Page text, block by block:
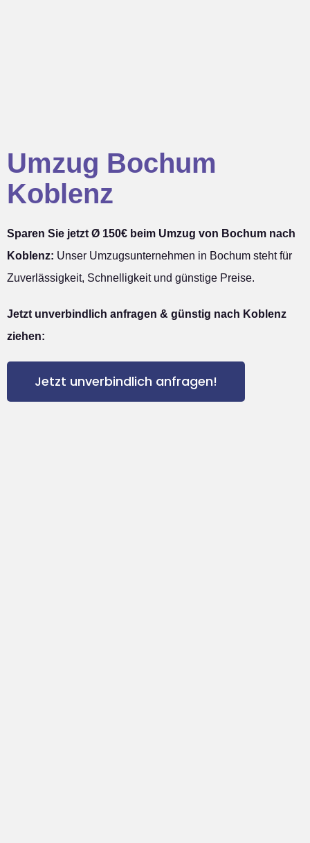
Umzug Bochum
Koblenz
Sparen Sie jetzt Ø 150€ beim Umzug von Bochum nach
Koblenz: Unser Umzugsunternehmen in Bochum steht für
Zuverlässigkeit, Schnelligkeit und günstige Preise.
Jetzt unverbindlich anfragen & günstig nach Koblenz
ziehen:
Jetzt unverbindlich anfragen!